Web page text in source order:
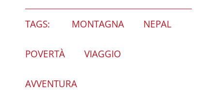
TAGS: MONTAGNA NEPAL
POVERTÀ VIAGGIO
AVVENTURA